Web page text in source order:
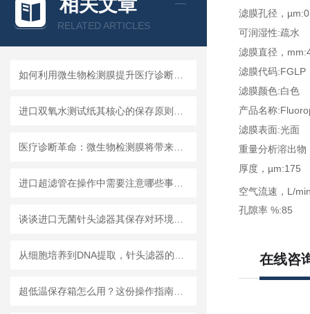
相关文章
RELATED ARTICLES
滤膜孔径，
可润湿性:疏水
滤膜直径，
滤膜代码:FGLP
滤膜颜色:白色
产品名称
滤膜表面:光面
重量分析溶出物
厚度，µm:175
空气流速，L/
孔隙率 %:85
在线咨